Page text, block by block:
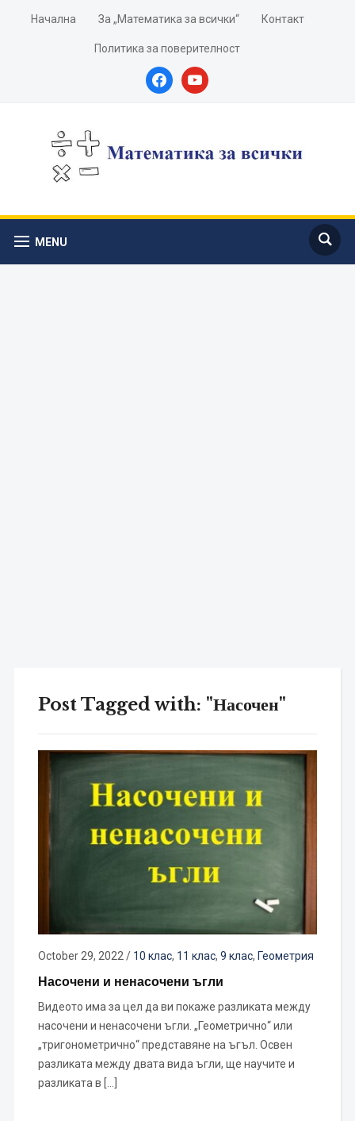
Начална За „Математика за всички“ Контакт
Политика за поверителност
facebookyoutube
MENU
Post Tagged with: "Насочен"
October 29, 2022 / 10 клас, 11 клас, 9 клас, Геометрия
Насочени и ненасочени ъгли
Видеото има за цел да ви покаже разликата между
насочени и ненасочени ъгли. „Геометрично“ или
„тригонометрично“ представяне на ъгъл. Освен
разликата между двата вида ъгли, ще научите и
разликата в […]